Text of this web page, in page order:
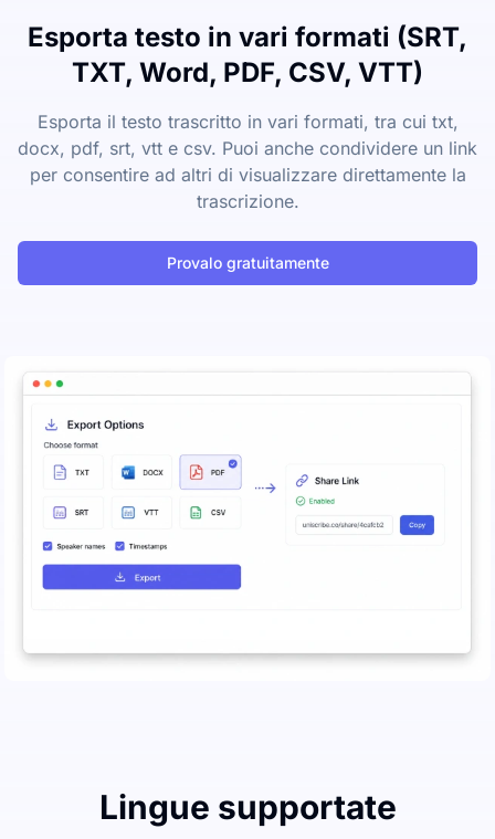
Esporta testo in vari formati (SRT,
TXT, Word, PDF, CSV, VTT)
Esporta il testo trascritto in vari formati, tra cui txt,
docx, pdf, srt, vtt e csv. Puoi anche condividere un link
per consentire ad altri di visualizzare direttamente la
trascrizione.
Provalo gratuitamente
Lingue supportate